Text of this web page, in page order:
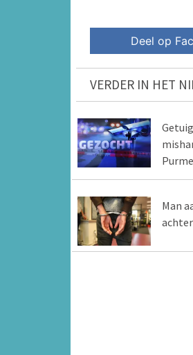
Deel op
VERDER IN HET
Man